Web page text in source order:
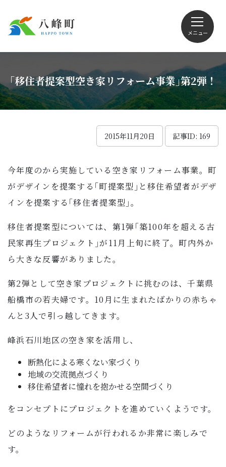
メニュー
Foreign language
くらしの情報
観光
子育て・教育
移住・定住
ビジネス・産業
｢移住者提案型空き家リフォーム事業｣第2弾！
2015年11月20日 記事ID: 169
今年度のから実施している空き家リフォーム事業。町
がデザインを提案する｢町提案型｣と移住希望者がデザ
インを提案する｢移住者提案型｣。
移住者提案型については、第1弾｢築100年を超える古
民家再生プロジェクト｣が11月上旬に終了。町内外か
ら大きな反響がありました。
第2弾として空き家プロジェクトに挑むのは、千葉県
船橋市の若夫婦です。10月に生まれたばかりの赤ちゃ
んと3人で引っ越してきます。
峰浜石川地区の空き家を活用し、
断熱化による寒くない家づくり
地域の交流拠点づくり
移住希望者に憧れを抱かせる空間づくり
をコンセプトにプロジェクトを進めていくようです。
どのようなリフォームが行われるか非常に楽しみで
す。